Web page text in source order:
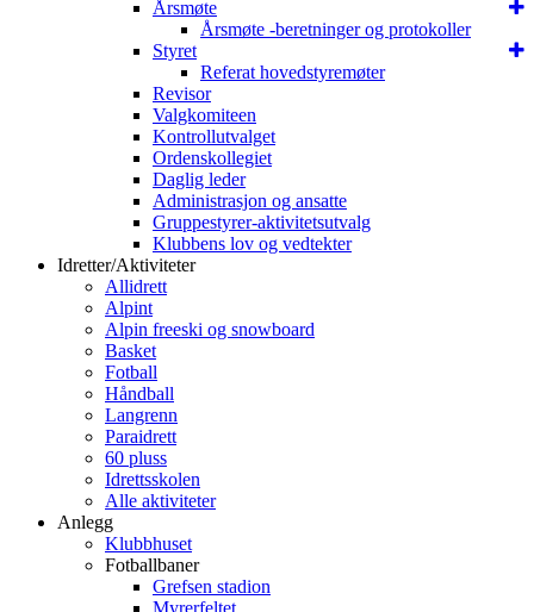
Årsmøte
Årsmøte -beretninger og protokoller
Styret
Referat hovedstyremøter
Revisor
Valgkomiteen
Kontrollutvalget
Ordenskollegiet
Daglig leder
Administrasjon og ansatte
Gruppestyrer-aktivitetsutvalg
Klubbens lov og vedtekter
Idretter/Aktiviteter
Allidrett
Alpint
Alpin freeski og snowboard
Basket
Fotball
Håndball
Langrenn
Paraidrett
60 pluss
Idrettsskolen
Alle aktiviteter
Anlegg
Klubbhuset
Fotballbaner
Grefsen stadion
Myrerfeltet